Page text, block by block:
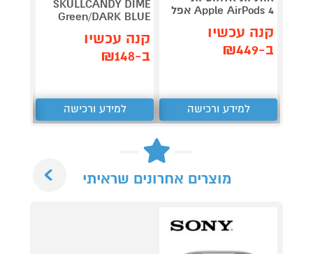
Apple AirPods 4 אפל
קנה עכשיו
ב-₪449
למידע ורכישה
SKULLCANDY DIME
Green/DARK BLUE
קנה עכשיו
ב-₪148
למידע ורכישה
מוצרים אחרונים שראיתי